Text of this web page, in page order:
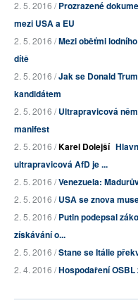
2. 5. 2016 /Prozrazené
mezi USA a EU
2. 5. 2016 /Mezi oběťmi
dítě
2. 5. 2016 /Jak se Donald
kandidátem
2. 5. 2016 /Ultrapravicová
manifest
2. 5. 2016 /Karel Dolejší
ultrapravicová AfD je ...
2. 5. 2016 /Venezuela:
2. 5. 2016 /USA se znova
2. 5. 2016 /Putin podepsal
získávání o...
2. 5. 2016 /Stane se Itálie
2. 4. 2016 /Hospodaření OSBL